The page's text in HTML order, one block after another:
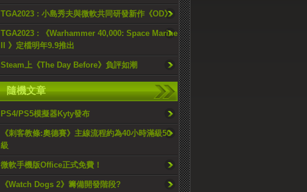
TGA2023 : 小島秀夫與微軟共同研發新作《OD》
TGA2023 : 《Warhammer 40,000: Space Marine
II 》定檔明年9.9推出
Steam上《The Day Before》負評如潮
隨機文章
PS4/PS5模擬器Kyty發布
《刺客教條:奧德賽》主線流程約為40小時滿級50
級
微軟手機版Office正式免費！
《Watch Dogs 2》籌備開發階段?